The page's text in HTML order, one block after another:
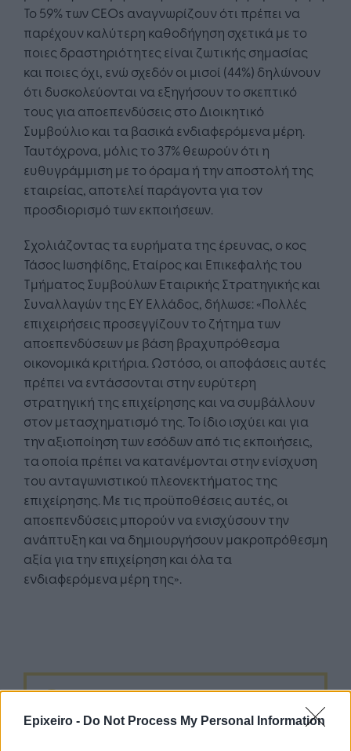
Epixeiro - Do Not Process My Personal Information
Το 59% των CEOs αναγνωρίζουν ότι πρέπει να
παρέχουν καλύτερη καθοδήγηση σχετικά με το
ποιες δραστηριότητες είναι ζωτικής σημασίας
και ποιες όχι, ενώ σχεδόν οι μισοί (44%) δηλώνουν
ότι δυσκολεύονται να εξηγήσουν το σκεπτικό
τους για αποεπενδύσεις στο Διοικητικό
Συμβούλιο και τα βασικά ενδιαφερόμενα μέρη.
Ταυτόχρονα, μόλις το 37% θεωρούν ότι η
ευθυγράμμιση με το όραμα ή την αποστολή της
εταιρείας, αποτελεί παράγοντα για τον
προσδιορισμό των εκποιήσεων.
Σχολιάζοντας τα ευρήματα της έρευνας, ο κος
Τάσος Ιωσηφίδης, Εταίρος και Επικεφαλής του
Τμήματος Συμβούλων Εταιρικής Στρατηγικής και
Συναλλαγών της ΕΥ Ελλάδος, δήλωσε: «Πολλές
επιχειρήσεις προσεγγίζουν το ζήτημα των
αποεπενδύσεων με βάση βραχυπρόθεσμα
οικονομικά κριτήρια. Ωστόσο, οι αποφάσεις αυτές
πρέπει να εντάσσονται στην ευρύτερη
στρατηγική της επιχείρησης και να συμβάλλουν
στον μετασχηματισμό της. Το ίδιο ισχύει και για
την αξιοποίηση των εσόδων από τις εκποιήσεις,
τα οποία πρέπει να κατανέμονται στην ενίσχυση
του ανταγωνιστικού πλεονεκτήματος της
επιχείρησης. Με τις προϋποθέσεις αυτές, οι
αποεπενδύσεις μπορούν να ενισχύσουν την
ανάπτυξη και να δημιουργήσουν μακροπρόθεσμη
αξία για την επιχείρηση και όλα τα
ενδιαφερόμενα μέρη της».
Ακολουθήστε το στοGoogle News